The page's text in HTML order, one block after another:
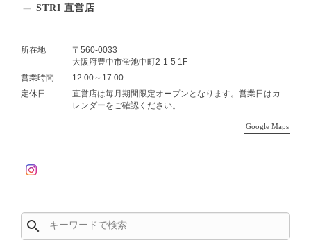
STRI 直営店
所在地
〒560-0033
大阪府豊中市蛍池中町2-1-5 1F
営業時間
12:00～17:00
定休日
直営店は毎月期間限定オープンとなります。営業日はカ
レンダーをご確認ください。
Google Maps
search